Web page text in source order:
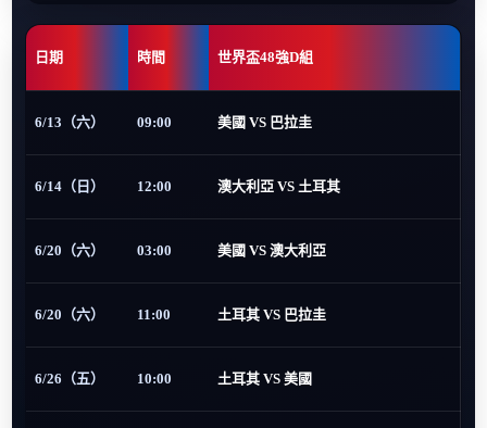
日期 時間 世界盃48強D組
6/13（六） 09:00 美國 VS 巴拉圭
6/14（日） 12:00 澳大利亞 VS 土耳其
6/20（六） 03:00 美國 VS 澳大利亞
6/20（六） 11:00 土耳其 VS 巴拉圭
6/26（五） 10:00 土耳其 VS 美國